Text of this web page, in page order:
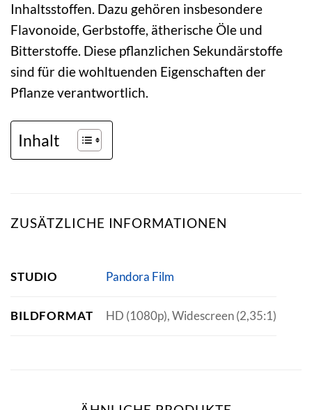
Inhaltsstoffen. Dazu gehören insbesondere
Flavonoide, Gerbstoffe, ätherische Öle und
Bitterstoffe. Diese pflanzlichen Sekundärstoffe
sind für die wohltuenden Eigenschaften der
Pflanze verantwortlich.
Inhalt
ZUSÄTZLICHE INFORMATIONEN
STUDIO Pandora Film
BILDFORMAT HD (1080p), Widescreen (2,35:1)